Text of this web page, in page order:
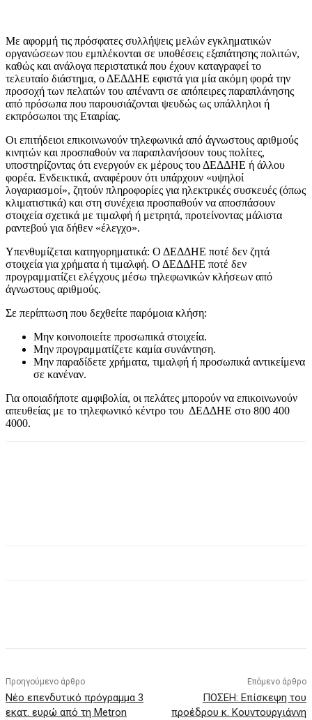
Με αφορμή τις πρόσφατες συλλήψεις μελών εγκληματικών
οργανώσεων που εμπλέκονται σε υποθέσεις εξαπάτησης πολιτών,
καθώς και ανάλογα περιστατικά που έχουν καταγραφεί το
τελευταίο διάστημα, ο ΔΕΔΔΗΕ εφιστά για μία ακόμη φορά την
προσοχή των πελατών του απέναντι σε απόπειρες παραπλάνησης
από πρόσωπα που παρουσιάζονται ψευδώς ως υπάλληλοι ή
εκπρόσωποι της Εταιρίας.
Οι επιτήδειοι επικοινωνούν τηλεφωνικά από άγνωστους αριθμούς
κινητών και προσπαθούν να παραπλανήσουν τους πολίτες,
υποστηρίζοντας ότι ενεργούν εκ μέρους του ΔΕΔΔΗΕ ή άλλου
φορέα. Ενδεικτικά, αναφέρουν ότι υπάρχουν «υψηλοί
λογαριασμοί», ζητούν πληροφορίες για ηλεκτρικές συσκευές (όπως
κλιματιστικά) και στη συνέχεια προσπαθούν να αποσπάσουν
στοιχεία σχετικά με τιμαλφή ή μετρητά, προτείνοντας μάλιστα
ραντεβού για δήθεν «έλεγχο».
Υπενθυμίζεται κατηγορηματικά: Ο ΔΕΔΔΗΕ ποτέ δεν ζητά
στοιχεία για χρήματα ή τιμαλφή. Ο ΔΕΔΔΗΕ ποτέ δεν
προγραμματίζει ελέγχους μέσω τηλεφωνικών κλήσεων από
άγνωστους αριθμούς.
Σε περίπτωση που δεχθείτε παρόμοια κλήση:
Μην κοινοποιείτε προσωπικά στοιχεία.
Μην προγραμματίζετε καμία συνάντηση.
Μην παραδίδετε χρήματα, τιμαλφή ή προσωπικά αντικείμενα
σε κανέναν.
Για οποιαδήποτε αμφιβολία, οι πελάτες μπορούν να επικοινωνούν
απευθείας με το τηλεφωνικό κέντρο του ΔΕΔΔΗΕ στο 800 400
4000.
Προηγούμενο άρθρο
Νέο επενδυτικό πρόγραμμα 3
εκατ. ευρώ από τη Metron
Επόμενο άρθρο
ΠΟΣΕΗ: Επίσκεψη του
προέδρου κ. Κουντουργιάννη